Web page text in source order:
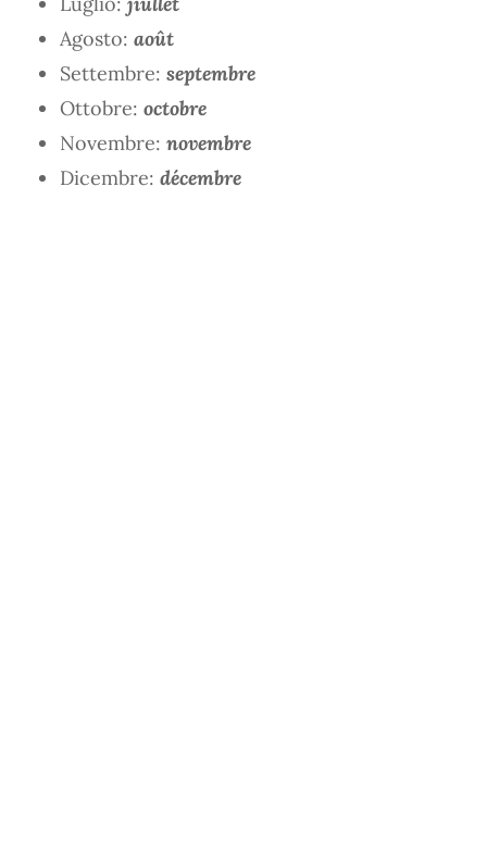
Agosto: août
Settembre: septembre
Ottobre: octobre
Novembre: novembre
Dicembre: décembre